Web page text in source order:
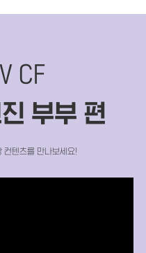
CF
부부 편
컨텐츠를 만나보세요!